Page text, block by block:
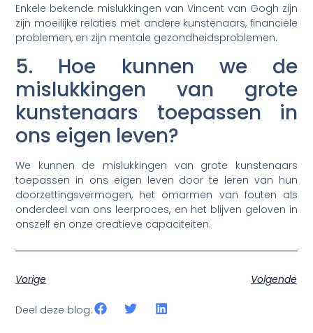
Enkele bekende mislukkingen van Vincent van Gogh zijn
zijn moeilijke relaties met andere kunstenaars, financiële
problemen, en zijn mentale gezondheidsproblemen.
5. Hoe kunnen we de
mislukkingen van grote
kunstenaars toepassen in
ons eigen leven?
We kunnen de mislukkingen van grote kunstenaars
toepassen in ons eigen leven door te leren van hun
doorzettingsvermogen, het omarmen van fouten als
onderdeel van ons leerproces, en het blijven geloven in
onszelf en onze creatieve capaciteiten.
Vorige Volgende
Deel deze blog: